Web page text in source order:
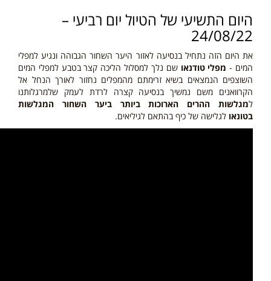
היום התשיעי של הטיול יום רביעי –
24/08/22
את היום הזה נתחיל בנסיעה לאזור היער השחור הגבוהה ונגיע למפלי
המים - מפלי טודנאו שם נלך למסלול הליכה קצר בטבע למפלי המים
השוצפים הנמצאים בשיא זרימתם מהמפלים נחזור לאורך הנחל אל
הקרוואנים משם נמשיך בנסיעה קצרה לרדת לעמק שלמרגלותנו
למגלשות ההרים הארוכות ביותר ביער השחור המגלשות
בטונאו לגלישה של כיף בהתאם לגיליאים.